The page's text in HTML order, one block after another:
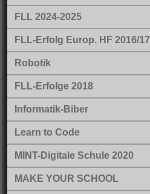
FLL 2024-2025
FLL-Erfolg Europ. HF 2016/17
Robotik
FLL-Erfolge 2018
Informatik-Biber
Learn to Code
MINT-Digitale Schule 2020
MAKE YOUR SCHOOL